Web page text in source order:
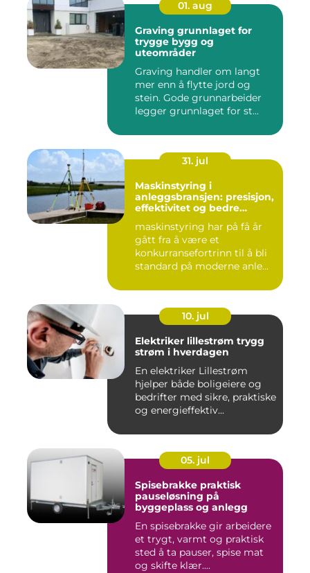
01. aug
Graving grunnlaget for
trygge bygg og
uteområder
Graving handler om langt
mer enn å flytte jord og
stein. Gode grunnarbeider
legger grunnlaget for st...
31. jul
Maskinstyring i
anleggsbransjen: presisjon,
effektivitet og bedre
maskinstyring har på få år
gått fra å være et
konkurransefortrinn til å bli
standard på moderne anle...
10. jul
Elektriker lillestrøm trygg
strøm i hverdagen
En elektriker Lillestrøm
hjelper både boligeiere og
bedrifter med sikre, praktiske
og energieffektiv...
05. jul
Spisebrakke praktisk
pauseløsning på
byggeplass og anlegg
En spisebrakke gir arbeidere
et trygt, varmt og praktisk
sted å ta pauser, spise mat
og skifte klær....